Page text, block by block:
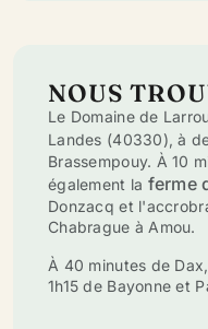
NOUS
Le Domaine de
Landes (40330), à
Brassempouy. À 10
également la ferme
Donzacq et
Chabrague à Amou.
À 40 minutes de
1h15 de Bayonne et